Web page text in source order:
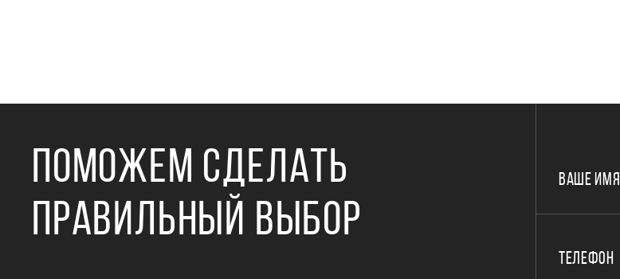
ПОМОЖЕМ СДЕЛАТЬ
ПРАВИЛЬНЫЙ ВЫБОР
ВАШЕ ИМЯ
ТЕЛЕФОН